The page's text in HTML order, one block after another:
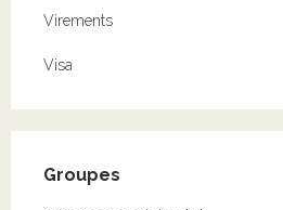
Virements
Visa
Groupes
Groupes